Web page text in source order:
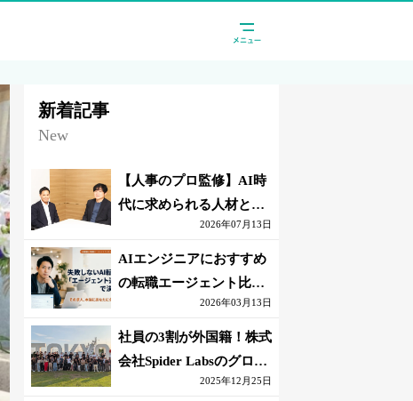
新着記事
New
【人事のプロ監修】AI時
代に求められる人材と
は？「代替されない人」
の条件
2026年07月13日
AIエンジニアにおすすめ
の転職エージェント比較
｜失敗しない選び方【採
点表つき】
2026年03月13日
社員の3割が外国籍！株式
会社Spider Labsのグロー
2025年12月25日